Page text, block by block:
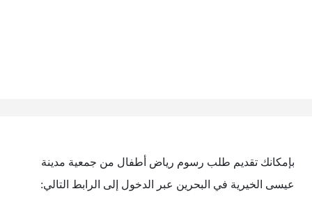
بإمكانك تقديم طلب رسوم رياض أطفال من جمعية مدينة
عيسى الخيرية في البحرين عبر الدخول إلى الرابط التالي: